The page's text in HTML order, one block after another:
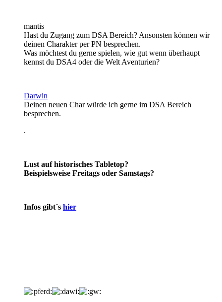
mantis
Hast du Zugang zum DSA Bereich? Ansonsten können wir
deinen Charakter per PN besprechen.
Was möchtest du gerne spielen, wie gut wenn überhaupt
kennst du DSA4 oder die Welt Aventurien?
Darwin
Deinen neuen Char würde ich gerne im DSA Bereich
besprechen.
.
Lust auf historisches Tabletop?
Beispielsweise Freitags oder Samstags?
Infos gibt´s hier